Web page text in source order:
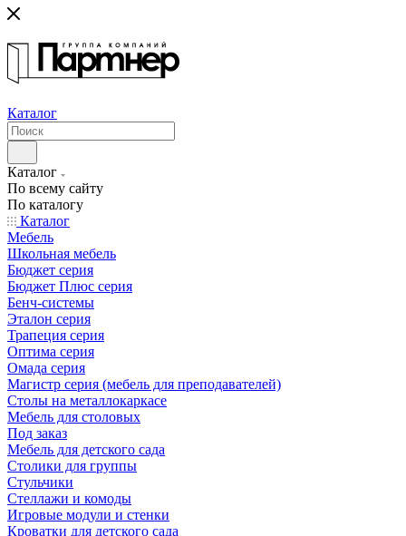
Каталог
Каталог
По всему сайту
По каталогу
Каталог
Мебель
Школьная мебель
Бюджет серия
Бюджет Плюс серия
Бенч-системы
Эталон серия
Трапеция серия
Оптима серия
Омада серия
Магистр серия (мебель для преподавателей)
Столы на металлокаркасе
Мебель для столовых
Под заказ
Мебель для детского сада
Столики для группы
Стульчики
Стеллажи и комоды
Игровые модули и стенки
Кроватки для детского сада